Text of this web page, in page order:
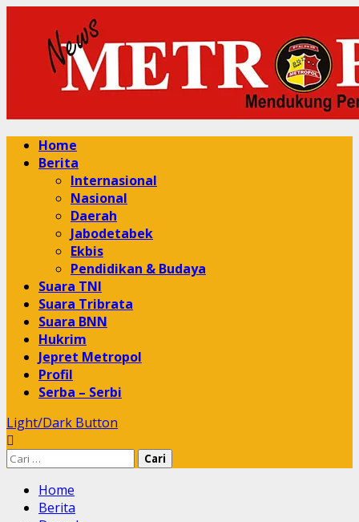
content
Primary
Menu
Home
Berita
Internasional
Nasional
Daerah
Jabodetabek
Ekbis
Pendidikan & Budaya
Suara TNI
Suara Tribrata
Suara BNN
Hukrim
Jepret Metropol
Profil
Serba – Serbi
Light/Dark Button
Cari
Home
Berita